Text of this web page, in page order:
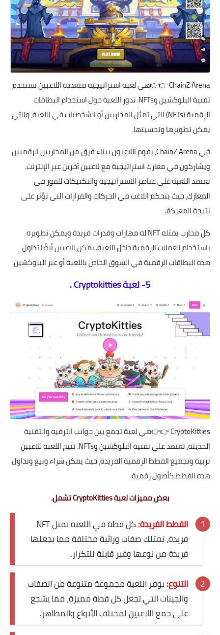
ChainZ Arena👉👉هي لعبة استراتيجية متعددة اللاعبين تستخدم
تقنية البلوكشين وNFTs. تدور اللعبة حول استخدام البطاقات
الرقمية (NFTs) التي تمثل المحاربين أو الشخصيات في اللعبة، والتي
يمكن تطويرها وتحسينها.
في ChainZ Arena، يقوم اللاعبون ببناء فرق من المحاربين الرقميين
ويشاركون في معارك استراتيجية مع لاعبين آخرين عبر الإنترنت.
تعتمد اللعبة على عناصر الاستراتيجية والتكتيكات للفوز في
المعارك، حيث يتحكم اللاعب في الحركات والقرارات التي تؤثر على
نتيجة المعركة.
كل محارب يمثله NFT له مهارات وقدرات فريدة ويمكن تطويره
باستخدام العملات الرقمية داخل اللعبة. يمكن للاعبين أيضًا تداول
هذه البطاقات الرقمية في السوق الخاص باللعبة أو عبر البلوكشين.
5- لعبة Cryptokitties .
CryptoKitties👉👉هي لعبة تجمع بين جوانب الترفيه والتقنية
الحديثة، تعتمد على تقنية البلوكشين وNFTs. تتيح اللعبة للاعبين
تربية وتجميع القطط الرقمية الفريدة، حيث يمكن شراء وبيع وتداول
هذه القطط كأصول رقمية.
بعض مميزات لعبة CryptoKitties تشمل.
القطط الفريدة:
كل قطة في اللعبة تمثل NFT
فريدة، تمتلك صفات وراثية مختلفة مما يجعلها
فريدة من نوعها وغير قابلة للتكرار.
التنوع:يوفر اللعبة مجموعة متنوعة من الصفات
والجينات التي تجعل كل قطة مميزة، مما يشجع
على جمع اللاعبين لمختلف الأنواع والمظاهر.